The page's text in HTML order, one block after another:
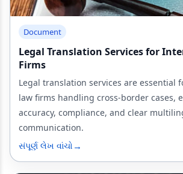
Document
Legal Translation Services for
Firms
Legal translation services are essential
law firms handling cross-border cases,
accuracy, compliance, and clear
communication.
સંપૂર્ણ લેખ વાંચો →